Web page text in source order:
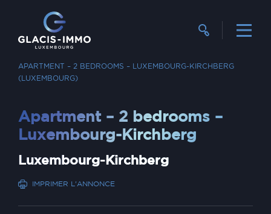
APARTMENT – 2 BEDROOMS – LUXEMBOURG-KIRCHBERG
(LUXEMBOURG)
Apartment – 2 bedrooms –
Luxembourg-Kirchberg
Luxembourg-Kirchberg
IMPRIMER L'ANNONCE